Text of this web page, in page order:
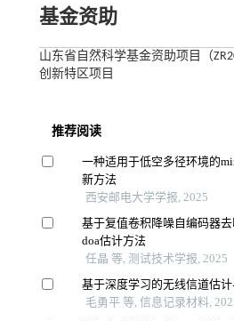
基金资助
山东省自然科学基金资助项目（
创新特区项目